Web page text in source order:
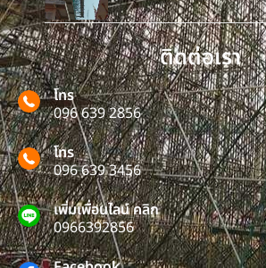
ติดต่อเรา
โทร
096 639 2856
โทร
096 639 3456
เพิ่มเพื่อนไลน์ คลิก
0966392856